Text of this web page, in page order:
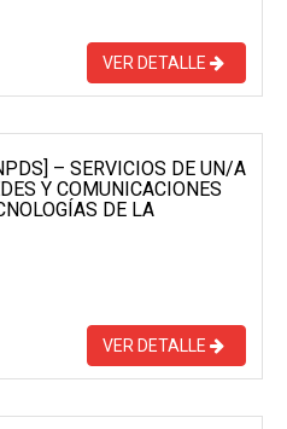
VER DETALLE
– SERVICIOS DE UN/A
Y COMUNICACIONES
DE LA
VER DETALLE